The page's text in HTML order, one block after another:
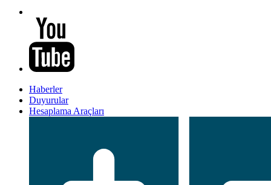
Haberler
Duyurular
Hesaplama Araçları